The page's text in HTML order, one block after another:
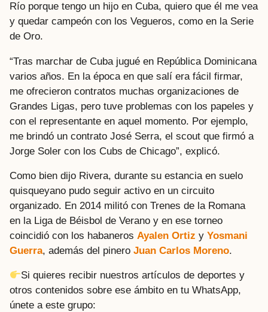
Río porque tengo un hijo en Cuba, quiero que él me vea
y quedar campeón con los Vegueros, como en la Serie
de Oro.
“Tras marchar de Cuba jugué en República Dominicana
varios años. En la época en que salí era fácil firmar,
me ofrecieron contratos muchas organizaciones de
Grandes Ligas, pero tuve problemas con los papeles y
con el representante en aquel momento. Por ejemplo,
me brindó un contrato José Serra, el scout que firmó a
Jorge Soler con los Cubs de Chicago”, explicó.
Como bien dijo Rivera, durante su estancia en suelo
quisqueyano pudo seguir activo en un circuito
organizado. En 2014 militó con Trenes de la Romana
en la Liga de Béisbol de Verano y en ese torneo
coincidió con los habaneros Ayalen Ortiz y Yosmani
Guerra, además del pinero Juan Carlos Moreno.
Si quieres recibir nuestros artículos de deportes y
otros contenidos sobre ese ámbito en tu WhatsApp,
únete a este grupo: